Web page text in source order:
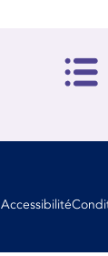
Accessibilité